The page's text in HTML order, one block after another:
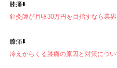
膝痛⬇️
針灸師が月収30万円を目指すなら業
膝痛⬇️
冷えからくる膝痛の原因と対策につい